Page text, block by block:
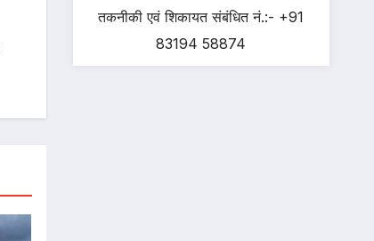
तकनीकी एवं शिकायत संबंधित नं.:- +91
83194 58874